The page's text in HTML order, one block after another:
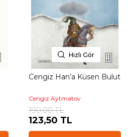
Hızlı Gör
Cengiz Han’a Küsen Bulut
Cengiz Aytmatov
190,00 TL
123,50 TL